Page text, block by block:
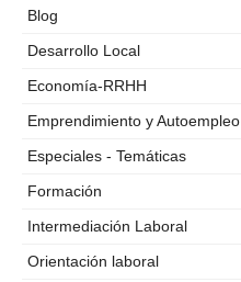
Blog
Desarrollo Local
Economía-RRHH
Emprendimiento y Autoempleo
Especiales - Temáticas
Formación
Intermediación Laboral
Orientación laboral